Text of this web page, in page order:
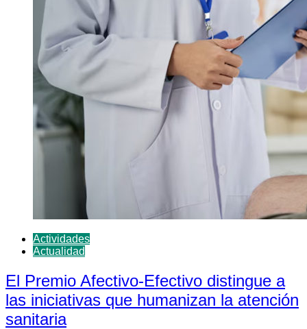
Actividades
Actualidad
El Premio Afectivo-Efectivo distingue a
las iniciativas que humanizan la atención
sanitaria